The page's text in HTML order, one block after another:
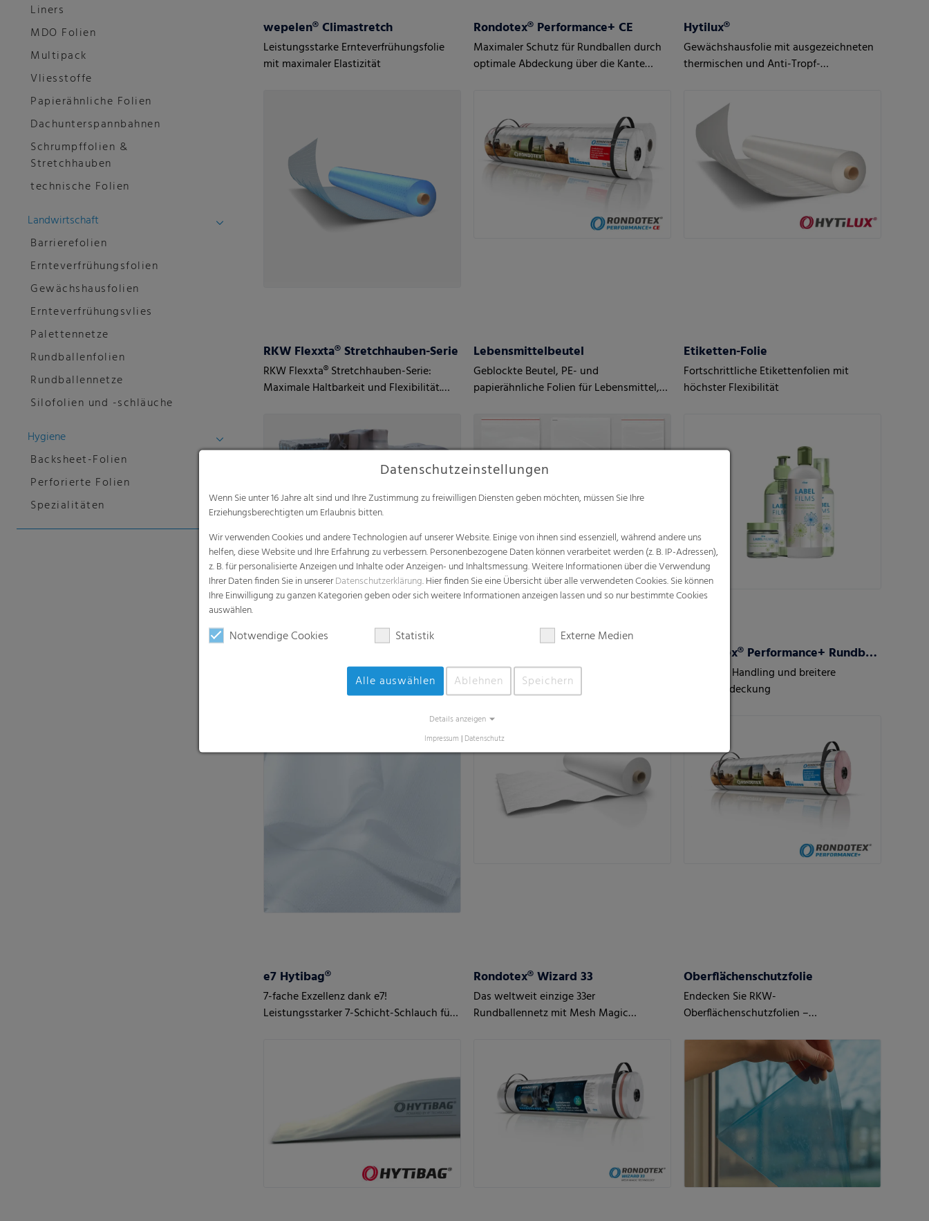
wepelen® Climastretch
Leistungsstarke Ernteverfrühungsfolie
mit maximaler Elastizität
Rondotex® Performance+ CE
Maximaler Schutz für Rundballen durch
optimale Abdeckung über die Kante
Hytilux®
Gewächshausfolie mit ausgezeichneten
thermischen und Anti-Tropf-
RKW Flexxta® Stretchhauben-Serie
RKW Flexxta® Stretchhauben-Serie:
Maximale Haltbarkeit und Flexibilität.
Lebensmittelbeutel
Geblockte Beutel, PE- und
papierähnliche Folien für Lebensmittel,
Etiketten-Folie
Fortschrittliche Etikettenfolien mit
höchster Flexibilität
Zuverlässige Folien und Laminate für
Windelverschlüsse
Sichere Ernteerträge durch unabhängig
bestätigte Qualität
Rondotex® Performance+ Rundballennetz
Einfaches Handling und breitere
Kantenabdeckung
e7 Hytibag®
7-fache Exzellenz dank e7!
Leistungsstarker 7-Schicht-Schlauch für
Rondotex® Wizard 33
Das weltweit einzige 33er
Rundballennetz mit Mesh Magic
Oberflächenschutzfolie
Endecken Sie RKW-
Oberflächenschutzfolien –
und den Bedarf Ihrer Kunden
Liners
MDO Folien
Multipack
Vliesstoffe
Papierähnliche Folien
Dachunterspannbahnen
Schrumpffolien &
Stretchhauben
technische Folien
Landwirtschaft
Barrierefolien
Ernteverfrühungsfolien
Gewächshausfolien
Ernteverfrühungsvlies
Palettennetze
Rundballenfolien
Rundballennetze
Silofolien und -schläuche
Hygiene
Backsheet-Folien
Perforierte Folien
Spezialitäten
Datenschutzeinstellungen
Wenn Sie unter 16 Jahre alt sind und Ihre Zustimmung zu freiwilligen Diensten geben möchten, müssen Sie Ihre
Erziehungsberechtigten um Erlaubnis bitten.
Wir verwenden Cookies und andere Technologien auf unserer Website. Einige von ihnen sind essenziell, während andere uns
helfen, diese Website und Ihre Erfahrung zu verbessern. Personenbezogene Daten können verarbeitet werden (z. B. IP-Adressen),
z. B. für personalisierte Anzeigen und Inhalte oder Anzeigen- und Inhaltsmessung. Weitere Informationen über die Verwendung
Ihrer Daten finden Sie in unsererDatenschutzerklärung. Hier finden Sie eine Übersicht über alle verwendeten Cookies. Sie können
Ihre Einwilligung zu ganzen Kategorien geben oder sich weitere Informationen anzeigen lassen und so nur bestimmte Cookies
auswählen.
Notwendige Cookies Statistik Externe Medien
Alle auswählen Ablehnen Speichern
Details anzeigen
Impressum | Datenschutz